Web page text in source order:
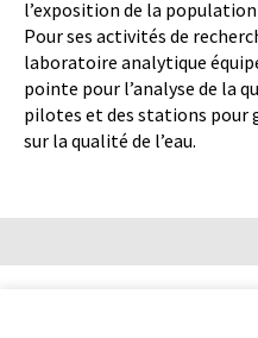
l’exposition de la
Pour ses activités de
laboratoire analytique
pointe pour l’analyse de la
pilotes et des stations pour
sur la qualité de l’eau.